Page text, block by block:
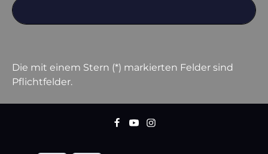
Die mit einem Stern (*) markierten Felder sind
Pflichtfelder.